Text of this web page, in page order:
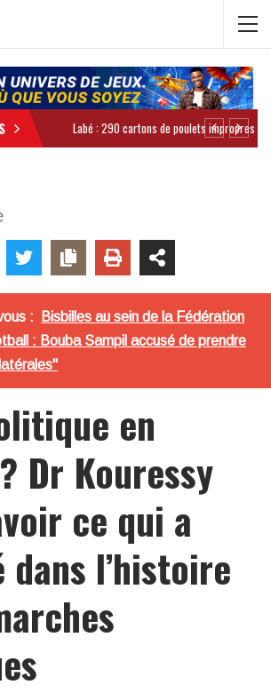
:
Bisbilles au sein de la Fédération
: Bouba Sampil accusé de prendre
en
Dr Kouressy
ce qui a
dans l’histoire